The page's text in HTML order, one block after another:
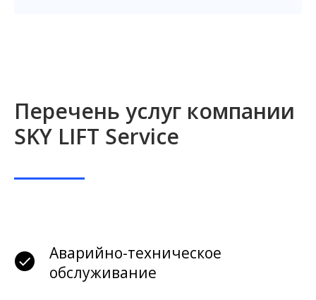
Перечень услуг компании
SKY LIFT Service
Аварийно-техническое
обслуживание